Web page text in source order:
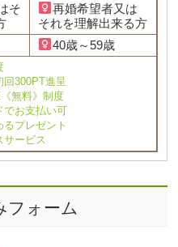
そ
再婚希望者又は
それを理解出来る方
40歳～59歳
300PT進呈
無料》制度
お支払い可
プレゼント
ービス
フォーム